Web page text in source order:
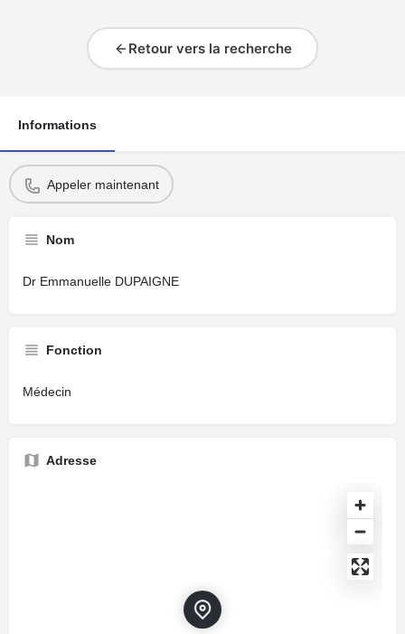
Retour vers la recherche
Informations
Appeler maintenant
Nom
Dr Emmanuelle DUPAIGNE
Fonction
Médecin
Adresse